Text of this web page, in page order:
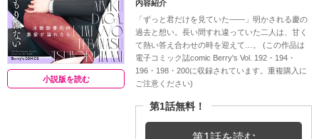
小説版を読む
内容紹介
「ずっと君だけを見ていた――」明かされる慶の
過去と想い。長い間すれ違っていた二人は、甘く
て熱い答え合わせの時を迎えて…。 (この作品は
電子コミック誌comic Berry's Vol. 192・194・
196・198・200に収録されています。重複購入に
ご注意ください)
第1話無料！